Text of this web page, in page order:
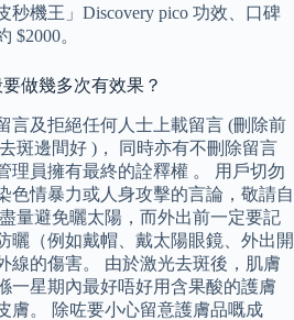
秒機王」Discovery pico 功效、口碑
$2000。
做幾多次有效果？
言及拒絕任何人士上載留言 (刪除前
斑邊間好 )， 同時亦有不刪除留言
理員擁有最終的詮釋權 。 用戶切勿
色情暴力或人身攻擊的言論，敬請自
量避免曬太陽，而外出前一定要記
曬（例如戴帽、戴太陽眼鏡、外出開
線的傷害。 由於激光去斑後，肌膚
一星期內最好唔好用含果酸的護膚
膚。 除咗要小心留意護膚品嘅成